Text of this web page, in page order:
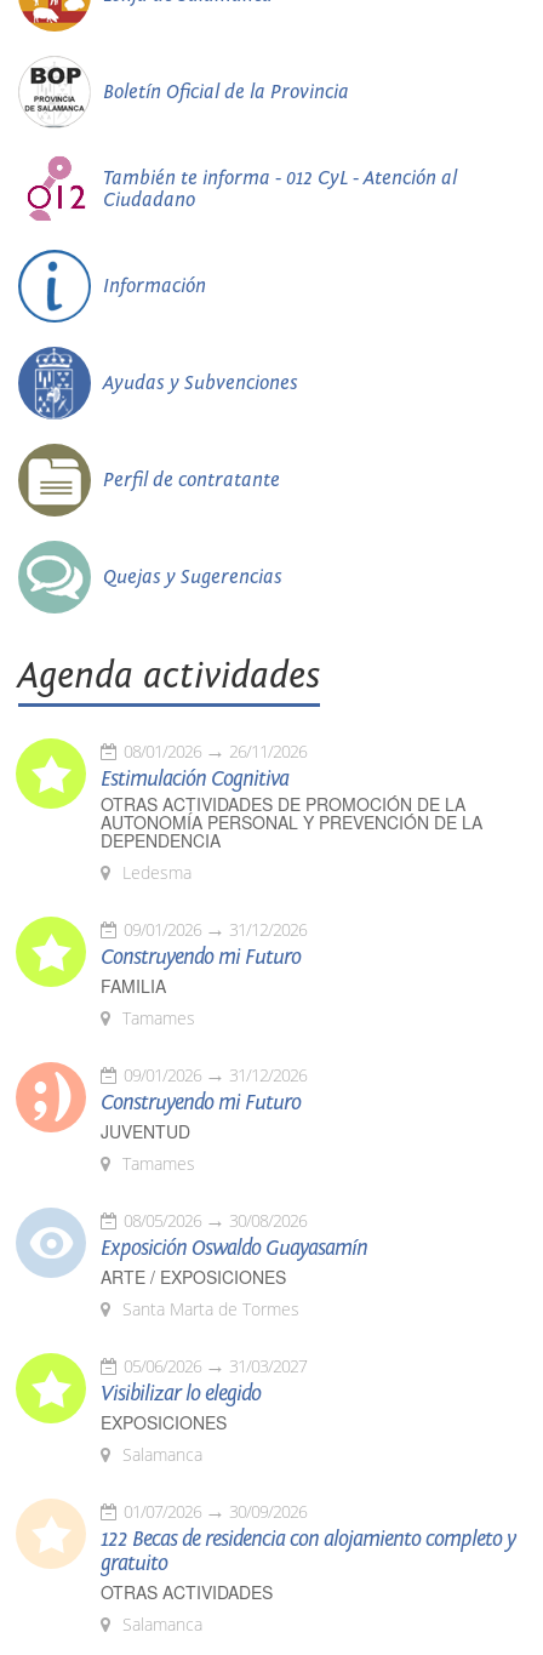
Boletín Oficial de la Provincia
También te informa - 012 CyL - Atención al
Ciudadano
Información
Ayudas y Subvenciones
Perfil de contratante
Quejas y Sugerencias
Agenda actividades
08/01/2026 26/11/2026
Estimulación Cognitiva
OTRAS ACTIVIDADES DE PROMOCIÓN DE LA
AUTONOMÍA PERSONAL Y PREVENCIÓN DE LA
DEPENDENCIA
Ledesma
09/01/2026 31/12/2026
Construyendo mi Futuro
FAMILIA
Tamames
09/01/2026 31/12/2026
Construyendo mi Futuro
JUVENTUD
Tamames
08/05/2026 30/08/2026
Exposición Oswaldo Guayasamín
ARTE / EXPOSICIONES
Santa Marta de Tormes
05/06/2026 31/03/2027
Visibilizar lo elegido
EXPOSICIONES
Salamanca
01/07/2026 30/09/2026
122 Becas de residencia con alojamiento completo y
gratuito
OTRAS ACTIVIDADES
Salamanca